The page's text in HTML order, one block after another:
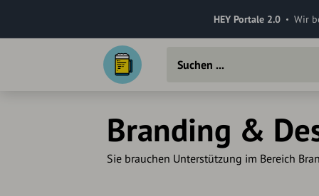
HEY Portale 2.0 Wir
Branding &
Sie brauchen Unterstützung im Bereich